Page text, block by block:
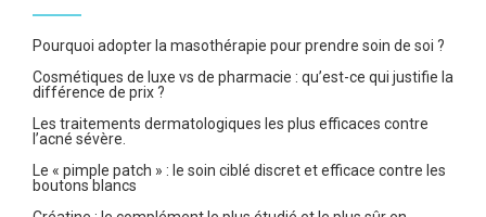
Pourquoi adopter la masothérapie pour prendre soin de soi ?
Cosmétiques de luxe vs de pharmacie : qu’est-ce qui justifie la
différence de prix ?
Les traitements dermatologiques les plus efficaces contre
l’acné sévère.
Le « pimple patch » : le soin ciblé discret et efficace contre les
boutons blancs